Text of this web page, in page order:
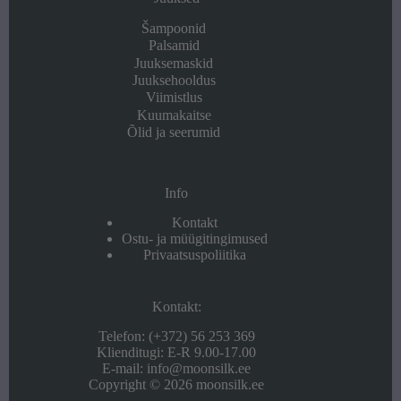
Šampoonid
Palsamid
Juuksemaskid
Juuksehooldus
Viimistlus
Kuumakaitse
Õlid ja seerumid
Info
Kontakt
Ostu- ja müügitingimused
Privaatsuspoliitika
Kontakt:
Telefon: (+372) 56 253 369
Klienditugi: E-R 9.00-17.00
E-mail: info@moonsilk.ee
Copyright © 2026 moonsilk.ee